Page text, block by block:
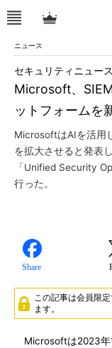
ニュース
Microsoft、
ットフォームを
セキュリティニュー
MicrosoftはAIを活用
を拡大させると発表
「Unified Security
行った。
Share
この記事は会員限定
ます。
Microsoftは2023年